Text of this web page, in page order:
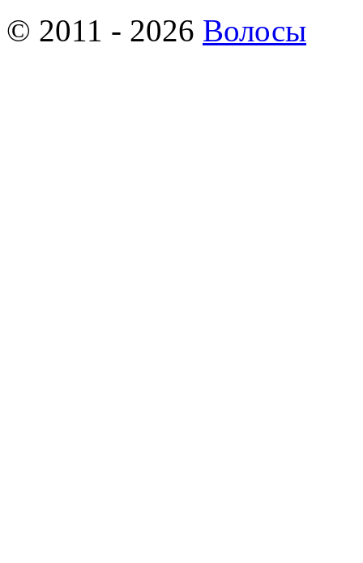
© 2011 - 2026 Волосы